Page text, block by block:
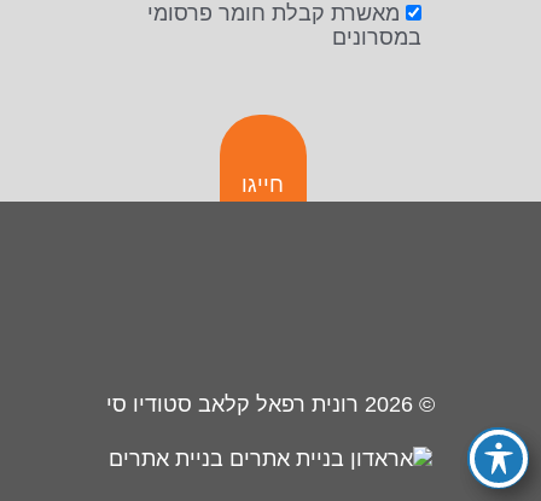
מאשרת קבלת חומר פרסומי
במסרונים
חייגו
© 2026 רונית רפאל קלאב סטודיו סי
בניית אתרים